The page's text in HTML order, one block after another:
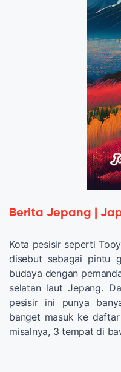
Berita Jepang |
Kota pesisir seperti
disebut sebagai pintu
budaya dengan
selatan laut Jepang.
pesisir ini punya
banget masuk ke
misalnya, 3 tempat di